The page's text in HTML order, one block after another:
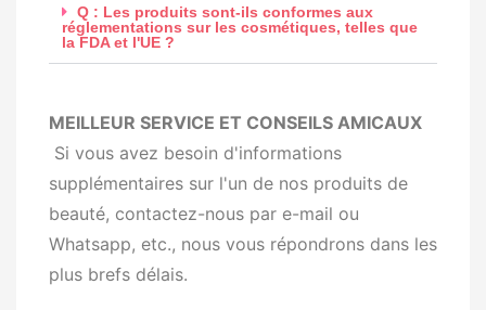
Q : Les produits sont-ils conformes aux
réglementations sur les cosmétiques, telles que
la FDA et l'UE ?
MEILLEUR SERVICE ET CONSEILS AMICAUX
Si vous avez besoin d'informations
supplémentaires sur l'un de nos produits de
beauté, contactez-nous par e-mail ou
Whatsapp, etc., nous vous répondrons dans les
plus brefs délais.